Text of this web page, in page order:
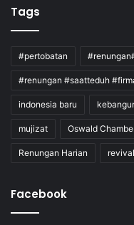
Tags
#pertobatan
#renungan #saatteduh
indonesia baru
mujizat Oswald
Renungan Harian revival
Facebook